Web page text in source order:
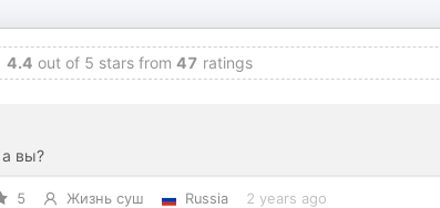
4.4 out of 5 stars from 47 ratings
вы?
5 Жизнь суш Russia 2 years ago